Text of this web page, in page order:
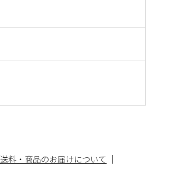
送料・商品のお届けについて